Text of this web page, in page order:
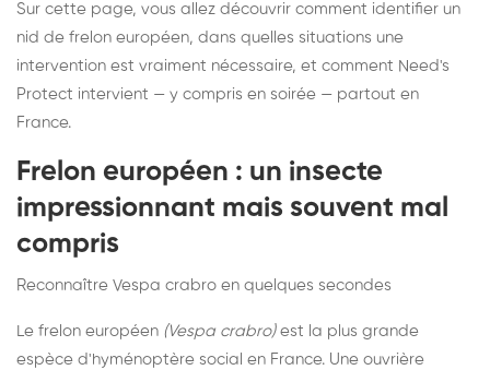
Sur cette page, vous allez découvrir comment identifier un
nid de frelon européen, dans quelles situations une
intervention est vraiment nécessaire, et comment Need's
Protect intervient — y compris en soirée — partout en
France.
Frelon européen : un insecte
impressionnant mais souvent mal
compris
Reconnaître Vespa crabro en quelques secondes
Le frelon européen (Vespa crabro)est la plus grande
espèce d'hyménoptère social en France. Une ouvrière